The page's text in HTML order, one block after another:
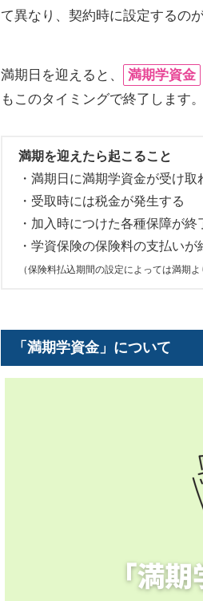
て異なり、契約時に設定するの
満期日を迎えると、 満期学資金
もこのタイミングで終了します。
満期を迎えたら起こること
・満期日に満期学資金が受け取
・受取時には税金が発生する
・加入時につけた各種保障が終
・学資保険の保険料の支払いが
（保険料払込期間の設定によっては満期
「満期学資金」について